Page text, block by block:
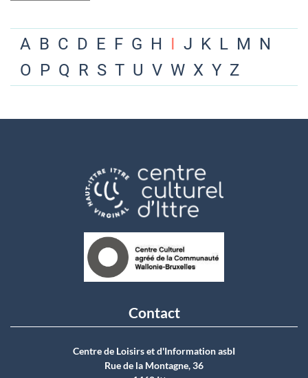
A B C D E F G H I J K L M N
O P Q R S T U V W X Y Z
Contact
Centre de Loisirs et d'Information asbI
Rue de la Montagne, 36